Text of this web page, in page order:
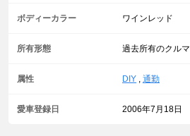
ボディーカラー ワインレッド
所有形態 過去所有のクルマ
属性 DIY 通勤
愛車登録日 2006年7月18日